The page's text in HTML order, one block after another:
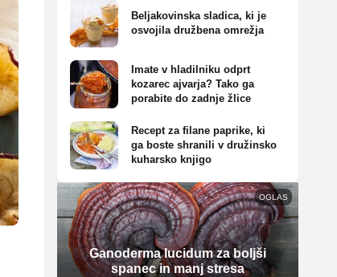
Beljakovinska sladica, ki je
osvojila družbena omrežja
Imate v hladilniku odprt
kozarec ajvarja? Tako ga
porabite do zadnje žlice
Recept za filane paprike, ki
ga boste shranili v družinsko
kuharsko knjigo
OGLAS
Ganoderma lucidum za boljši
spanec in manj stresa